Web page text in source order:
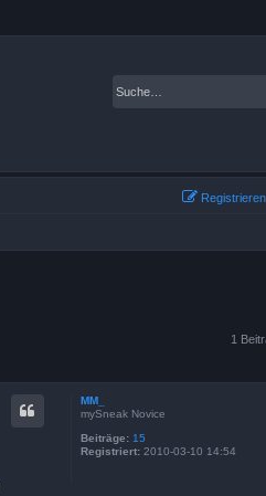
Registrieren
1
MM_
mySneak Novice
Beiträge: 15
Registriert: 2010-03-10 14:54